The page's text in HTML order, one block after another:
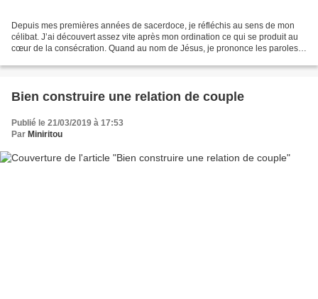
Depuis mes premières années de sacerdoce, je réfléchis au sens de mon
célibat. J’ai découvert assez vite après mon ordination ce qui se produit au
cœur de la consécration. Quand au nom de Jésus, je prononce les paroles :
Bien construire une relation de couple
Publié le 21/03/2019 à 17:53
Par Miniritou